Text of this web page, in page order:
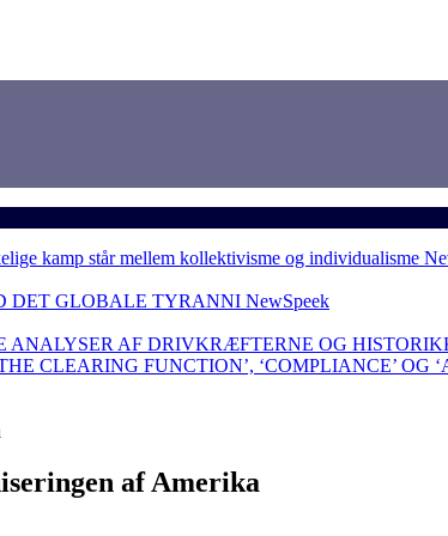
kamp står mellem kollektivisme og individualisme
DET GLOBALE TYRANNI NewSpeek
AF DRIVKRÆFTERNE OG
CLEARING FUNCTION’, ‘COMPLIANCE’ OG
af Amerika